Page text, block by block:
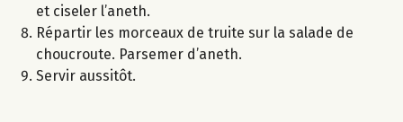
et ciseler l’aneth.
Répartir les morceaux de truite sur la salade de
choucroute. Parsemer d’aneth.
Servir aussitôt.